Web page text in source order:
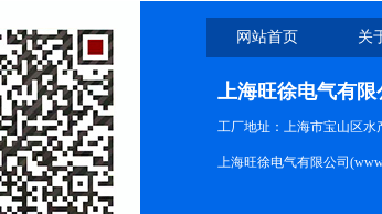
网站首页 关
上海旺徐电气有限
工厂地址：上海市宝山区水
上海旺徐电气有限公司